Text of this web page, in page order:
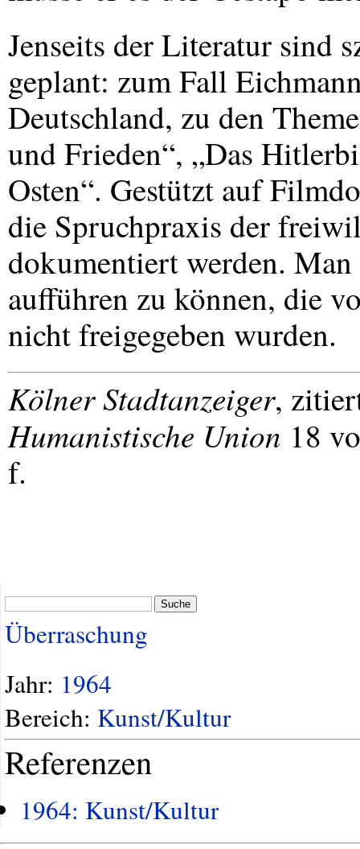
Jenseits der Literatur sind
geplant: zum Fall
Deutschland, zu den
und Frieden“, „Das
Osten“. Gestützt auf
die Spruchpraxis der
dokumentiert werden.
aufführen zu können, die
nicht freigegeben wurden.
Kölner Stadtanzeiger,
Humanistische Union 18
f.
Suche
Überraschung
Jahr: 1964
Bereich: Kunst/Kultur
Referenzen
1964: Kunst/Kultur